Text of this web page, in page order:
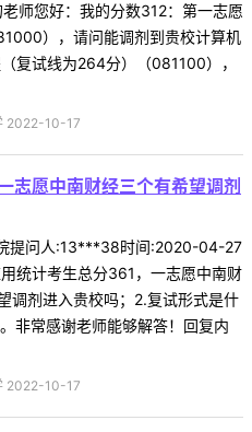
师您好：我的分数312：第一志愿
），请问能调剂到贵校计算机
复试线为264分）（081100），
2022-10-17
志愿中南财经三个有希望调剂
提问人:13***38时间:2020-04-27
统计考生总分361，一志愿中南财
调剂进入贵校吗；2.复试形式是什
非常感谢老师能够解答！回复内
2022-10-17